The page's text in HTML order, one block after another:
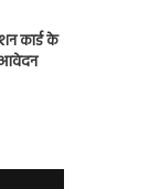
कार्ड के
आवेदन